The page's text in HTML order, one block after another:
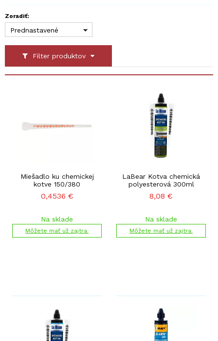
Filter produktov
Zoradiť:
Prednastavené
Miešadlo ku chemickej
kotve 150/380
0,4536 €
Na sklade
Môžete mať už zajtra.
LaBear Kotva chemická
polyesterová 300ml
8,08 €
Na sklade
Môžete mať už zajtra.